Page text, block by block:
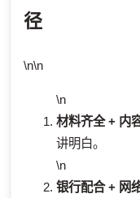
径
\n\n
\n
材料齐全 + 内
讲明白。
\n
银行配合 + 网